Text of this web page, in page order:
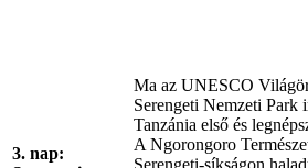
3. nap:
Ma az UNESCO
Serengeti Nemzeti Park
Tanzánia első és
A Ngorongoro